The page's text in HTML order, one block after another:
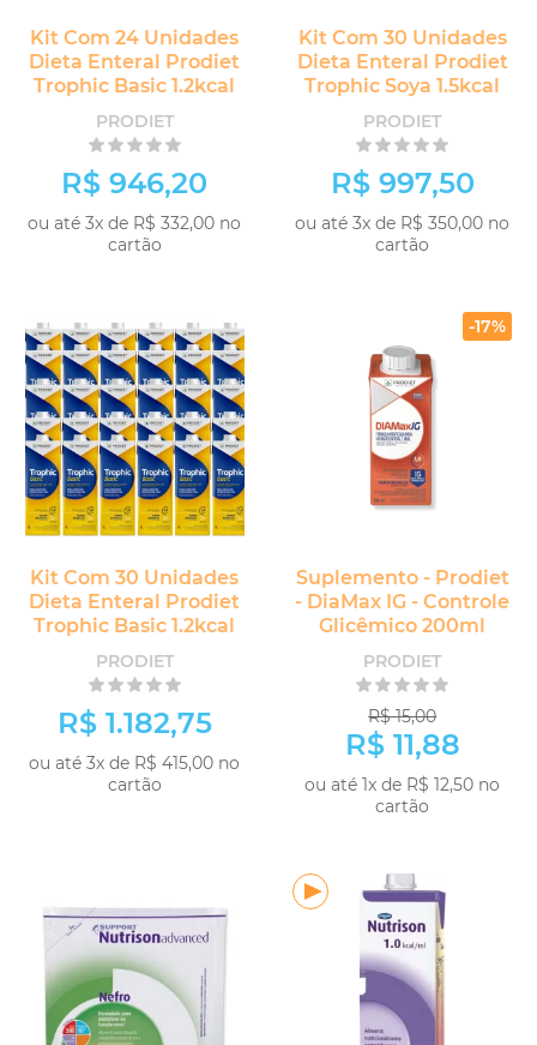
Kit Com 24 Unidades
Dieta Enteral Prodiet
Trophic Basic 1.2kcal
PRODIET
R$ 946,20
ou até 3x de R$ 332,00 no
cartão
Kit Com 30 Unidades
Dieta Enteral Prodiet
Trophic Soya 1.5kcal
PRODIET
R$ 997,50
ou até 3x de R$ 350,00 no
cartão
Kit Com 30 Unidades
Dieta Enteral Prodiet
Trophic Basic 1.2kcal
PRODIET
R$ 1.182,75
ou até 3x de R$ 415,00 no
cartão
-17%
Suplemento - Prodiet
- DiaMax IG - Controle
Glicêmico 200ml
PRODIET
R$ 15,00
R$ 11,88
ou até 1x de R$ 12,50 no
cartão